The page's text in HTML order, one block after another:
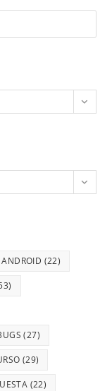
ANDROID (22)
(27)
(29)
(22)